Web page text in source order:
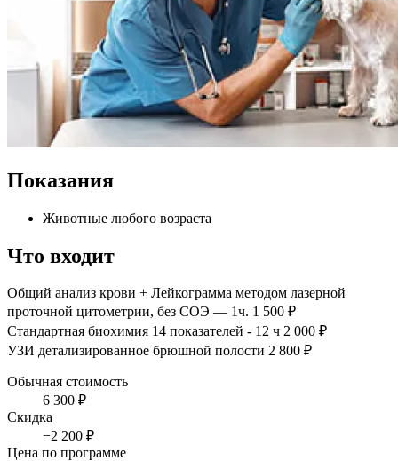
Показания
Животные любого возраста
Что входит
Общий анализ крови + Лейкограмма методом лазерной
проточной цитометрии, без СОЭ — 1ч. 1 500 ₽
Стандартная биохимия 14 показателей - 12 ч 2 000 ₽
УЗИ детализированное брюшной полости 2 800 ₽
Обычная стоимость
6 300 ₽
Скидка
−2 200 ₽
Цена по программе